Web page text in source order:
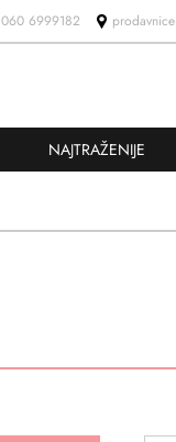
060 6999182 prodavnice
NAJTRAŽENIJE